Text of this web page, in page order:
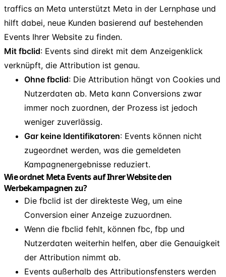
traffics an Meta unterstützt Meta in der Lernphase und
hilft dabei, neue Kunden basierend auf bestehenden
Events Ihrer Website zu finden.
Mit fbclid: Events sind direkt mit dem Anzeigenklick
verknüpft, die Attribution ist genau.
Ohne fbclid: Die Attribution hängt von Cookies und
Nutzerdaten ab. Meta kann Conversions zwar
immer noch zuordnen, der Prozess ist jedoch
weniger zuverlässig.
Gar keine Identifikatoren: Events können nicht
zugeordnet werden, was die gemeldeten
Kampagnenergebnisse reduziert.
Wie ordnet Meta Events auf Ihrer Website den
Werbekampagnen zu?
Die fbclid ist der direkteste Weg, um eine
Conversion einer Anzeige zuzuordnen.
Wenn die fbclid fehlt, können fbc, fbp und
Nutzerdaten weiterhin helfen, aber die Genauigkeit
der Attribution nimmt ab.
Events außerhalb des Attributionsfensters werden